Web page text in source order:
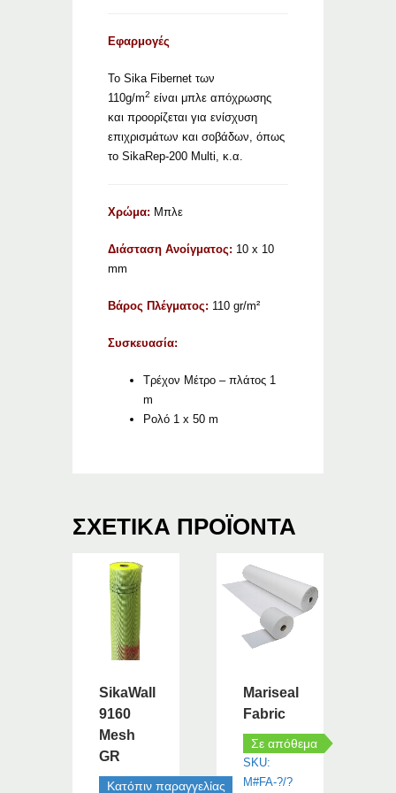
Εφαρμογές
Το Sika Fibernet των
110g/m2 είναι μπλε απόχρωσης
και προορίζεται για ενίσχυση
επιχρισμάτων και σοβάδων, όπως
το SikaRep-200 Multi, κ.α.
Χρώμα: Μπλε
Διάσταση Ανοίγματος: 10 x 10
mm
Βάρος Πλέγματος: 110 gr/m²
Συσκευασία:
Τρέχον Μέτρο – πλάτος 1
m
Ρολό 1 x 50 m
ΣΧΕΤΙΚΆ ΠΡΟΪΌΝΤΑ
SikaWall
9160
Mesh
GR
Κατόπιν παραγγελίας
Mariseal
Fabric
Σε απόθεμα
SKU:
M#FA-?/?